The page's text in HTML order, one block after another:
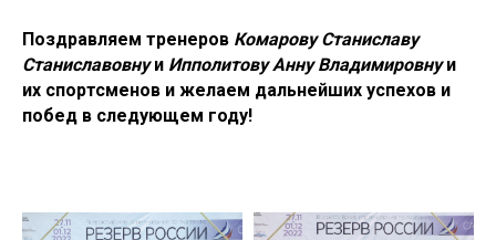
Поздравляем тренеров Комарову Станиславу
Станиславовнуи Ипполитову Анну Владимировнуи
их спортсменов и желаем дальнейших успехов и
побед в следующем году!